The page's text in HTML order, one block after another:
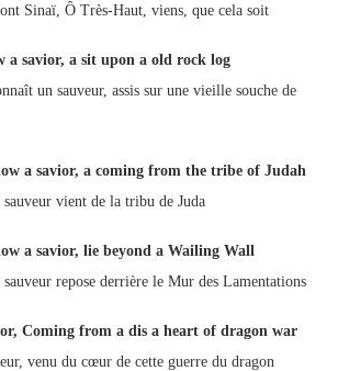
Sinaï, Ô Très-Haut, viens, que cela soit
a savior, a sit upon a old rock log
un sauveur, assis sur une vieille souche de
a savior, a coming from the tribe of Judah
vient de la tribu de Juda
a savior, lie beyond a Wailing Wall
repose derrière le Mur des Lamentations
Coming from a dis a heart of dragon war
venu du cœur de cette guerre du dragon